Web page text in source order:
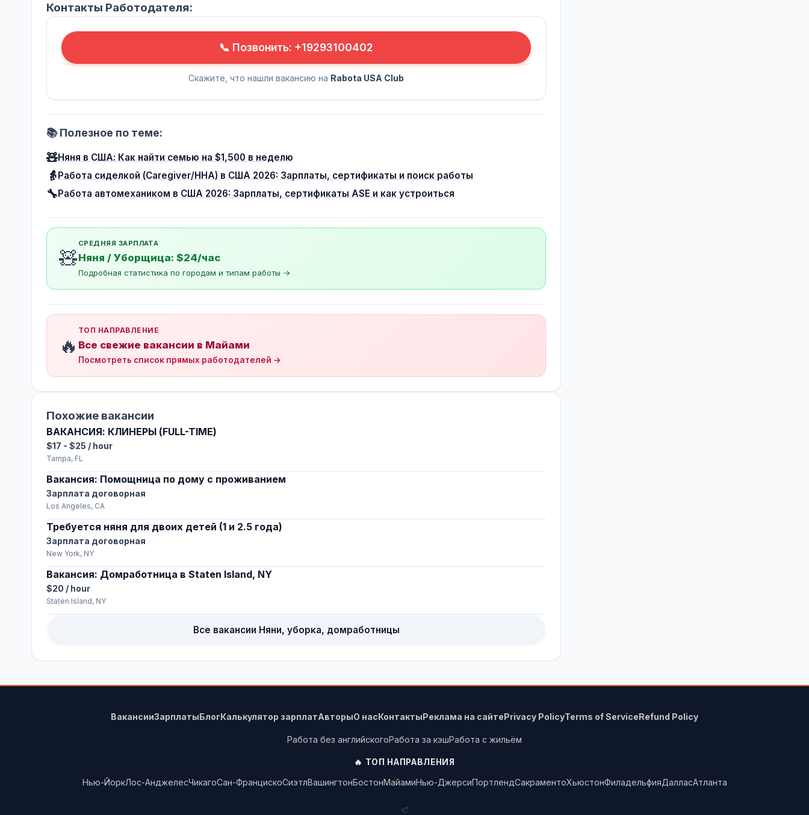
Контакты Работодателя:
📞 Позвонить: +19293100402
Скажите, что нашли вакансию на Rabota USA Club
📚 Полезное по теме:
🧸Няня в США: Как найти семью на $1,500 в неделю
👵Работа сиделкой (Caregiver/HHA) в США 2026: Зарплаты, сертификаты и поиск работы
🔧Работа автомехаником в США 2026: Зарплаты, сертификаты ASE и как устроиться
🧸
СРЕДНЯЯ ЗАРПЛАТА
Няня / Уборщица: $24/час
Подробная статистика по городам и типам работы →
🔥
ТОП НАПРАВЛЕНИЕ
Все свежие вакансии в Майами
Посмотреть список прямых работодателей →
Похожие вакансии
ВАКАНСИЯ: КЛИНЕРЫ (FULL-TIME)
$17 - $25 / hour
Tampa, FL
Вакансия: Помощница по дому с проживанием
Зарплата договорная
Los Angeles, CA
Требуется няня для двоих детей (1 и 2.5 года)
Зарплата договорная
New York, NY
Вакансия: Домработница в Staten Island, NY
$20 / hour
Staten Island, NY
Все вакансии Няни, уборка, домработницы
ВакансииЗарплатыБлогКалькулятор зарплатАвторыО насКонтактыРеклама на сайтеPrivacy PolicyTerms of ServiceRefund Policy
Работа без английскогоРабота за кэшРабота с жильём
🔥 ТОП НАПРАВЛЕНИЯ
Нью-ЙоркЛос-АнджелесЧикагоСан-ФранцискоСиэтлВашингтонБостонМайамиНью-ДжерсиПортлендСакраментоХьюстонФиладельфияДалласАтланта